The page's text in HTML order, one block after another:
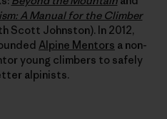
A Manual for the Climber
Scott Johnston). In 2012,
Alpine Mentors a non-
young climbers to safely
alpinists.